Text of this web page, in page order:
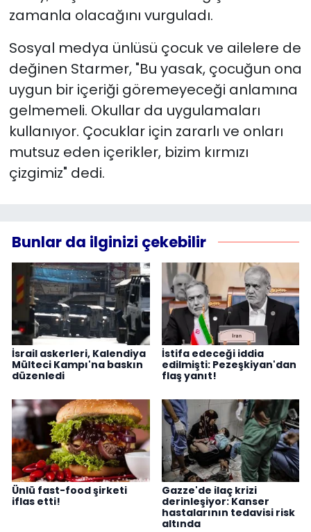
zamanla olacağını vurguladı.
Sosyal medya ünlüsü çocuk ve ailelere de
değinen Starmer, "Bu yasak, çocuğun ona
uygun bir içeriği göremeyeceği anlamına
gelmemeli. Okullar da uygulamaları
kullanıyor. Çocuklar için zararlı ve onları
mutsuz eden içerikler, bizim kırmızı
çizgimiz" dedi.
Bunlar da ilginizi çekebilir
İsrail askerleri, Kalendiya
Mülteci Kampı'na baskın
düzenledi
İstifa edeceği iddia
edilmişti: Pezeşkiyan'dan
flaş yanıt!
Ünlü fast-food şirketi
iflas etti!
Gazze'de ilaç krizi
derinleşiyor: Kanser
hastalarının tedavisi risk
altında